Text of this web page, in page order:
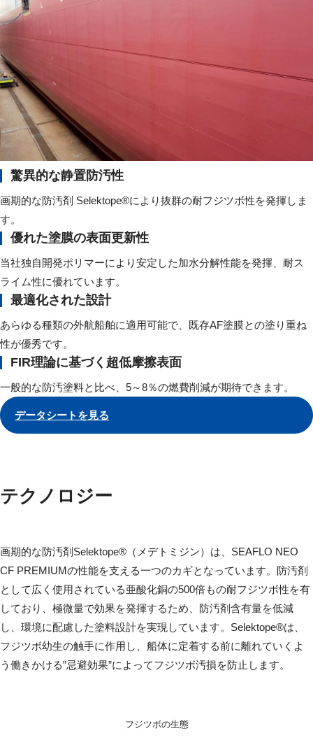
驚異的な静置防汚性
画期的な防汚剤 Selektope®により抜群の耐フジツボ性を発揮しま
す。
優れた塗膜の表面更新性
当社独自開発ポリマーにより安定した加水分解性能を発揮、耐ス
ライム性に優れています。
最適化された設計
あらゆる種類の外航船舶に適用可能で、既存AF塗膜との塗り重ね
性が優秀です。
FIR理論に基づく超低摩擦表面
一般的な防汚塗料と比べ、5～8％の燃費削減が期待できます。
データシートを見る
テクノロジー
画期的な防汚剤Selektope®（メデトミジン）は、SEAFLO NEO
CF PREMIUMの性能を支える一つのカギとなっています。防汚剤
として広く使用されている亜酸化銅の500倍もの耐フジツボ性を有
しており、極微量で効果を発揮するため、防汚剤含有量を低減
し、環境に配慮した塗料設計を実現しています。Selektope®は、
フジツボ幼生の触手に作用し、船体に定着する前に離れていくよ
う働きかける”忌避効果”によってフジツボ汚損を防止します。
フジツボの生態